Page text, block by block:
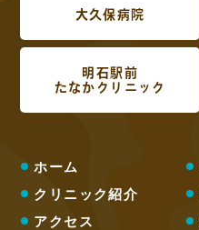
大久保病院
明石駅前
たなかクリニック
ホーム
クリニック紹介
アクセス